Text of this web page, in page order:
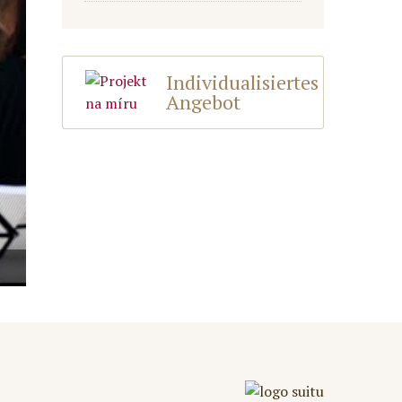
Individualisiertes
Angebot